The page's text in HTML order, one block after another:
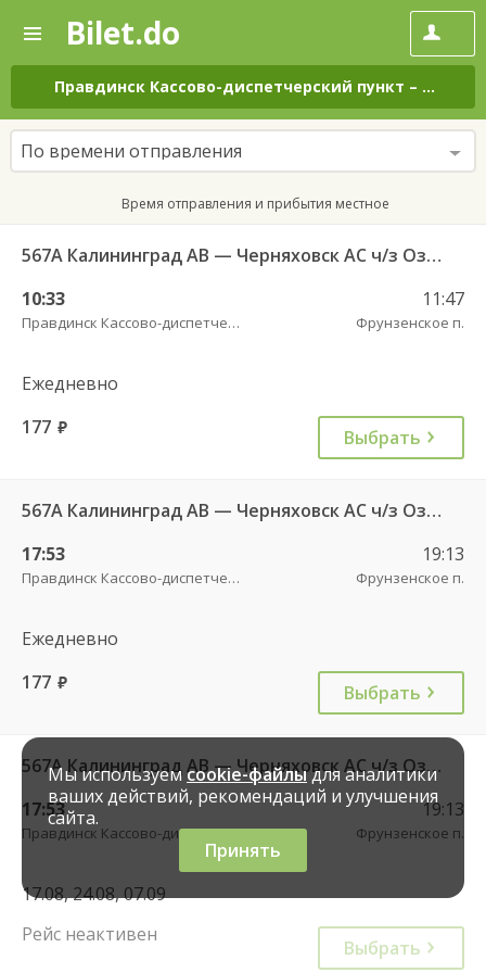
—
Поиск
и
покупка
билетов
на
автобус
онлайн
Bilet.do
Правдинск Кассово-диспетчерский пункт –
По времени отправления
Время отправления и прибытия местное
567А Калининград АВ — Черняховск АС ч/з Озерки п., Правдинск КДП, Железнодорожный КДП
10:33
Правдинск Кассово-диспетчерский пункт
11:47
Фрунзенское п.
Ежедневно
177 руб. Выбрать
567А Калининград АВ — Черняховск АС ч/з Озерки п., Правдинск КДП, Железнодорожный КДП
17:53
Правдинск Кассово-диспетчерский пункт
19:13
Фрунзенское п.
Ежедневно
177 руб. Выбрать
567А Калининград АВ — Черняховск АС ч/з Озерки п., Правдинск КДП, Железнодорожный КДП
17:53
Правдинск Кассово-диспетчерский пункт
19:13
Фрунзенское п.
17.08, 24.08, 07.09
Рейс неактивен
Выбрать
Мы используемcookie-файлыдля аналитики
ваших действий, рекомендаций и улучшения
сайта.
Принять